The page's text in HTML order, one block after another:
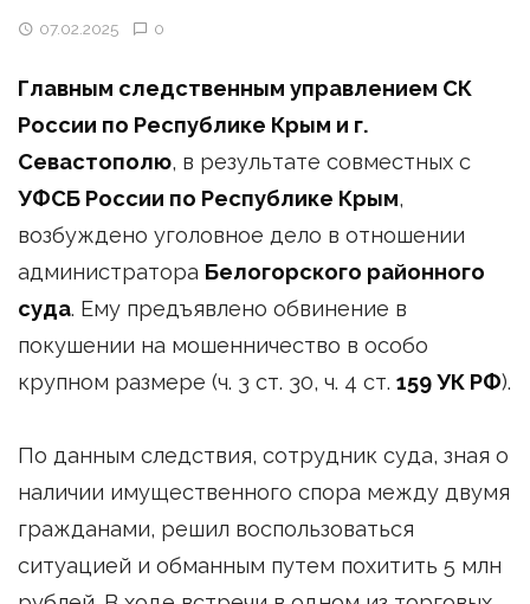
07.02.2025 0
Главным следственным управлением СК
России по Республике Крым и г.
Севастополю, в результате совместных с
УФСБ России по Республике Крым,
возбуждено уголовное дело в отношении
администратора Белогорского районного
суда. Ему предъявлено обвинение в
покушении на мошенничество в особо
крупном размере (ч. 3 ст. 30, ч. 4 ст. 159 УК РФ).
По данным следствия, сотрудник суда, зная о
наличии имущественного спора между двумя
гражданами, решил воспользоваться
ситуацией и обманным путем похитить 5 млн